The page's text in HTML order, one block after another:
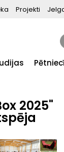
Projekti
2025"